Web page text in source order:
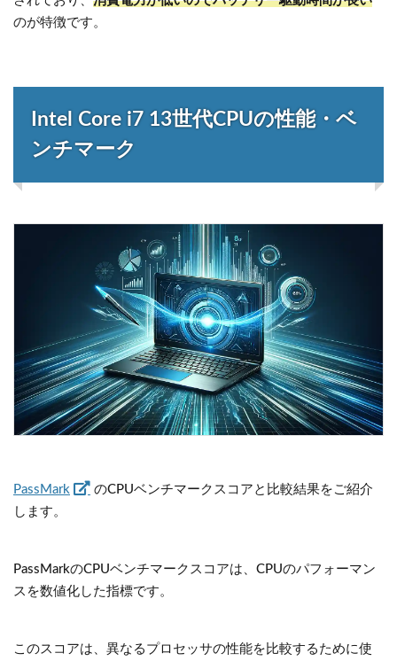
のが特徴です。
Intel Core i7 13世代CPUの性能・ベ
ンチマーク
PassMark
のCPUベンチマークスコアと比較結果をご紹介
します。
PassMarkのCPUベンチマークスコアは、CPUのパフォーマン
スを数値化した指標です。
このスコアは、異なるプロセッサの性能を比較するために使